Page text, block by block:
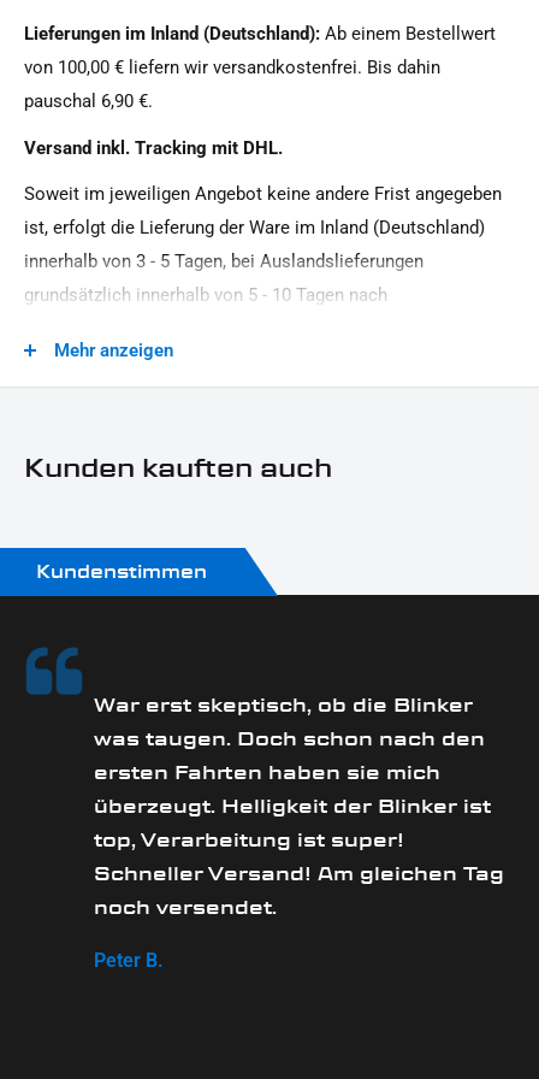
1x Paar Zündkabel
Oberfläche:
Strassenzulassung:
keine Eintragung erforderlich
Lieferungen im Inland (Deutschland): Ab einem Bestellwert
von 100,00 € liefern wir versandkostenfrei. Bis dahin
pauschal 6,90 €.
Versand inkl. Tracking mit DHL.
Soweit im jeweiligen Angebot keine andere Frist angegeben
ist, erfolgt die Lieferung der Ware im Inland (Deutschland)
innerhalb von 3 - 5 Tagen, bei Auslandslieferungen
grundsätzlich innerhalb von 5 - 10 Tagen nach
Zeitpunkt Ihrer Zahlungsanweisung).Beachten Sie, dass an
Mehr anzeigen
Kunden kauften auch
Kundenstimmen
War erst skeptisch, ob die Blinker
was taugen. Doch schon nach den
ersten Fahrten haben sie mich
überzeugt. Helligkeit der Blinker ist
top, Verarbeitung ist super!
Schneller Versand! Am gleichen Tag
noch versendet.
Peter B.